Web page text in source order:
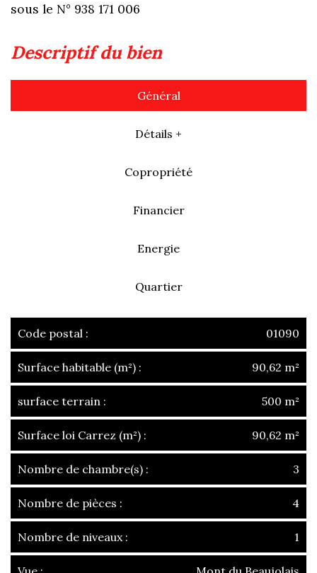
sous le N° 938 171 006
descriptif du bien
Général
Détails +
Copropriété
Financier
Energie
Quartier
Code postal : 01090
Surface habitable (m²) : 90,62 m²
surface terrain : 500 m²
Surface loi Carrez (m²) : 90,62 m²
Nombre de chambre(s) : 3
Nombre de pièces : 4
Nombre de niveaux : 1